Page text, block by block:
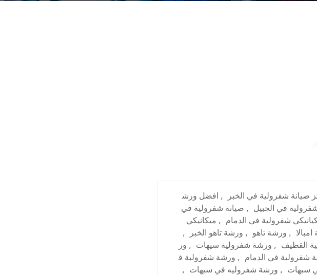
صيانة شفرولية في الخبر , افضل ورش
في الجبيل , صيانة شفرولية في
شفرولية في الدمام , ميكانيكي
, ورشة تاهو , ورشة تاهو الخبر
,
القطيف , ورشة شفرولية سيهات , ور
شفرولية في الدمام , ورشة شفرولية ف
سيهات , ورشة شفروليه في سيهات
,